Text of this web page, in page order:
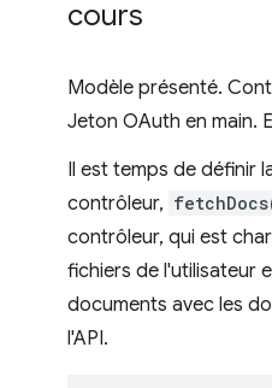
cours
Modèle présenté.
Jeton OAuth en main.
Il est temps de définir
contrôleur,
contrôleur, qui est
fichiers de l'utilisateur
documents avec les
l'API.